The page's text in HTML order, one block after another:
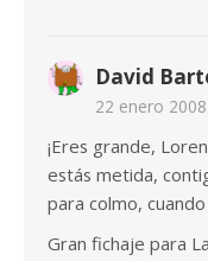
David
22 enero
¡Eres grande,
estás metida,
para colmo,
Gran fichaje para